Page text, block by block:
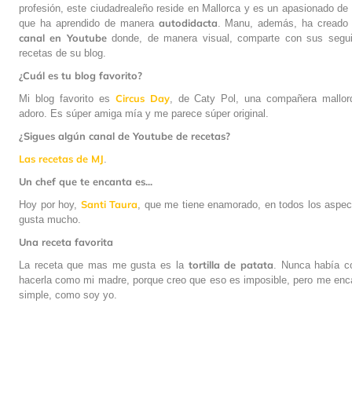
profesión, este ciudadrealeño reside en Mallorca y es un apasionado
que ha aprendido de manera autodidacta . Manu, además, ha
canal en Youtubedonde, de manera visual, comparte con sus
recetas de su blog.
¿Cuál es tu blog favorito?
Mi blog favorito es Circus Day, de Caty Pol, una compañera
adoro. Es súper amiga mía y me parece súper original.
¿Sigues algún canal de Youtube de recetas?
Las recetas de MJ
Un chef que te encanta es...
Hoy por hoy, Santi Taura , que me tiene enamorado, en todos los
gusta mucho.
Una receta favorita
La receta que mas me gusta es la tortilla de patata . Nunca había
hacerla como mi madre, porque creo que eso es imposible, pero me
simple, como soy yo.